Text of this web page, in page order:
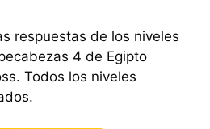
respuestas de los niveles
4 de Egipto
Todos los niveles